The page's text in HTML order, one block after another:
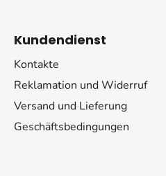
Kundendienst
Kontakte
Reklamation und Widerruf
Versand und Lieferung
Geschäftsbedingungen